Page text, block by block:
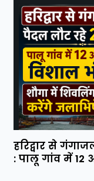
हरिद्वार से
: पालू गांव में 12